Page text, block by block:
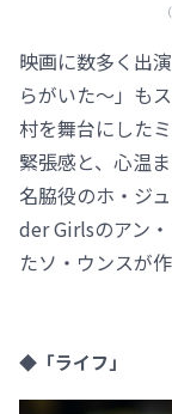
映画に数多く出
らがいた～」も
村を舞台にした
緊張感と、心温
名脇役のホ・ジ
der Girlsのアン
たソ・ウンスが
◆「ライフ」